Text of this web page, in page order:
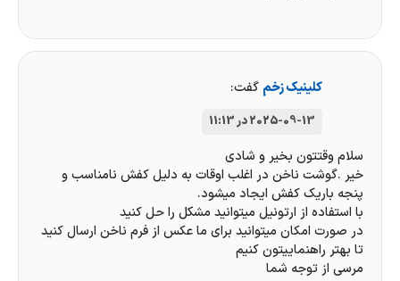
کلینیک زخم گفت:
2025-09-13 در 11:13
سلام وقتتون بخیر و شادی
خیر .گوشت ناخن در اغلب اوقات به دلیل کفش نامناسب و
پنجه باریک کفش ایجاد میشود.
با استفاده از ارتونیل میتوانید مشکل را حل کنید
در صورت امکان میتوانید برای ما عکس از فرم ناخن ارسال کنید
تا بهتر راهنماییتون کنیم
مرسی از توجه شما